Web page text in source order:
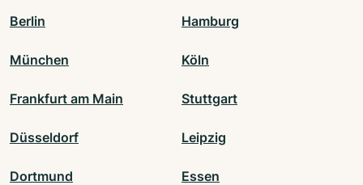
Berlin Hamburg
München Köln
Frankfurt am Main Stuttgart
Düsseldorf Leipzig
Dortmund Essen